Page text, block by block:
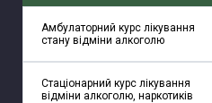
Амбулаторний курс лікування
стану відміни алкоголю
Стаціонарний курс лікування
відміни алкоголю, наркотиків